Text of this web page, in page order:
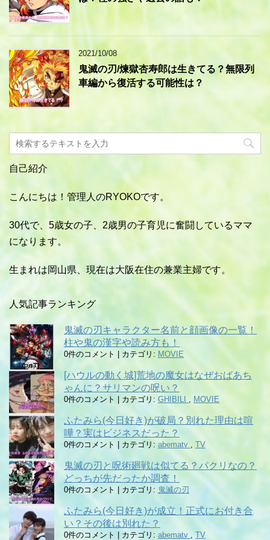
2021/10/08
鬼滅の刃/煉獄杏寿郎は生きてる？無限列
車編から復活する可能性は？
自己紹介
こんにちは！管理人のRYOKOです。
30代で、5歳女の子、2歳男の子育児に奮闘しているママ
になります。
生まれは岡山県、現在は大阪在住の兼業主婦です。
人気記事ランキング
鬼滅の刃キャラクター名前と顔画像の一覧！
柱や鬼の漢字や読み方も！
0件のコメント カテゴリ: MOVIE
[ハウルの動く城]荒地の魔女はなぜおばあち
ゃんに？サリマンの呪い？
0件のコメント カテゴリ: GHIBILI , MOVIE
ふたみら(今日好き)が破局？別れた理由は喧
嘩？実はビジネスだった？
0件のコメント カテゴリ: abematv , TV
鬼滅の刃と呪術廻戦は似てる？パクリなの？
どっちが先だったか調査！
0件のコメント カテゴリ: 鬼滅の刃
ふたみら(今日好き)が成立！正式にお付き合
い？その後は別れた？
0件のコメント カテゴリ: abematv , TV